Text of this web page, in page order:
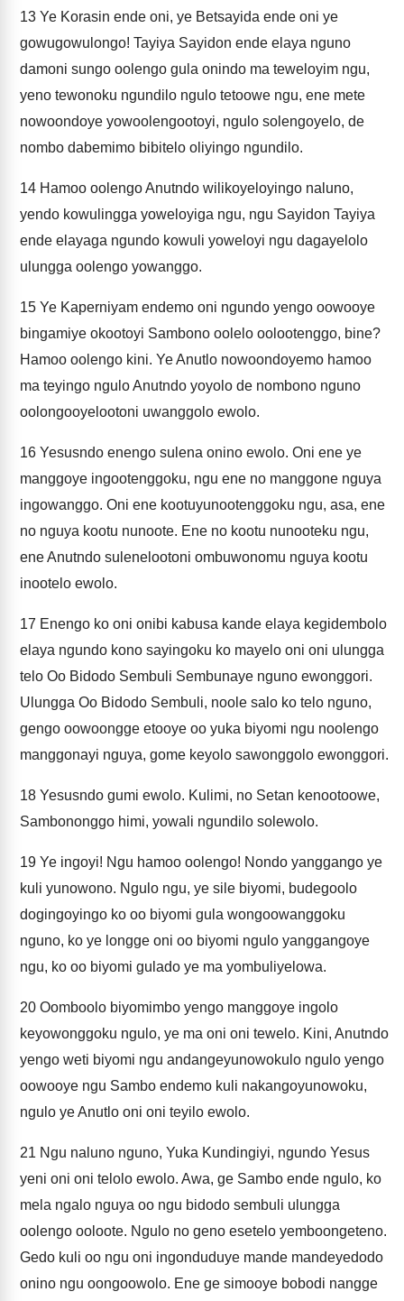
13 Ye Korasin ende oni, ye Betsayida ende oni ye
gowugowulongo! Tayiya Sayidon ende elaya nguno
damoni sungo oolengo gula onindo ma teweloyim ngu,
yeno tewonoku ngundilo ngulo tetoowe ngu, ene mete
nowoondoye yowoolengootoyi, ngulo solengoyelo, de
nombo dabemimo bibitelo oliyingo ngundilo.
14 Hamoo oolengo Anutndo wilikoyeloyingo naluno,
yendo kowulingga yoweloyiga ngu, ngu Sayidon Tayiya
ende elayaga ngundo kowuli yoweloyi ngu dagayelolo
ulungga oolengo yowanggo.
15 Ye Kaperniyam endemo oni ngundo yengo oowooye
bingamiye okootoyi Sambono oolelo oolootenggo, bine?
Hamoo oolengo kini. Ye Anutlo nowoondoyemo hamoo
ma teyingo ngulo Anutndo yoyolo de nombono nguno
oolongooyelootoni uwanggolo ewolo.
16 Yesusndo enengo sulena onino ewolo. Oni ene ye
manggoye ingootenggoku, ngu ene no manggone nguya
ingowanggo. Oni ene kootuyunootenggoku ngu, asa, ene
no nguya kootu nunoote. Ene no kootu nunooteku ngu,
ene Anutndo sulenelootoni ombuwonomu nguya kootu
inootelo ewolo.
17 Enengo ko oni onibi kabusa kande elaya kegidembolo
elaya ngundo kono sayingoku ko mayelo oni oni ulungga
telo Oo Bidodo Sembuli Sembunaye nguno ewonggori.
Ulungga Oo Bidodo Sembuli, noole salo ko telo nguno,
gengo oowoongge etooye oo yuka biyomi ngu noolengo
manggonayi nguya, gome keyolo sawonggolo ewonggori.
18 Yesusndo gumi ewolo. Kulimi, no Setan kenootoowe,
Sambononggo himi, yowali ngundilo solewolo.
19 Ye ingoyi! Ngu hamoo oolengo! Nondo yanggango ye
kuli yunowono. Ngulo ngu, ye sile biyomi, budegoolo
dogingoyingo ko oo biyomi gula wongoowanggoku
nguno, ko ye longge oni oo biyomi ngulo yanggangoye
ngu, ko oo biyomi gulado ye ma yombuliyelowa.
20 Oomboolo biyomimbo yengo manggoye ingolo
keyowonggoku ngulo, ye ma oni oni tewelo. Kini, Anutndo
yengo weti biyomi ngu andangeyunowokulo ngulo yengo
oowooye ngu Sambo endemo kuli nakangoyunowoku,
ngulo ye Anutlo oni oni teyilo ewolo.
21 Ngu naluno nguno, Yuka Kundingiyi, ngundo Yesus
yeni oni oni telolo ewolo. Awa, ge Sambo ende ngulo, ko
mela ngalo nguya oo ngu bidodo sembuli ulungga
oolengo ooloote. Ngulo no geno esetelo yemboongeteno.
Gedo kuli oo ngu oni ingonduduye mande mandeyedodo
onino ngu oongoowolo. Ene ge simooye bobodi nangge